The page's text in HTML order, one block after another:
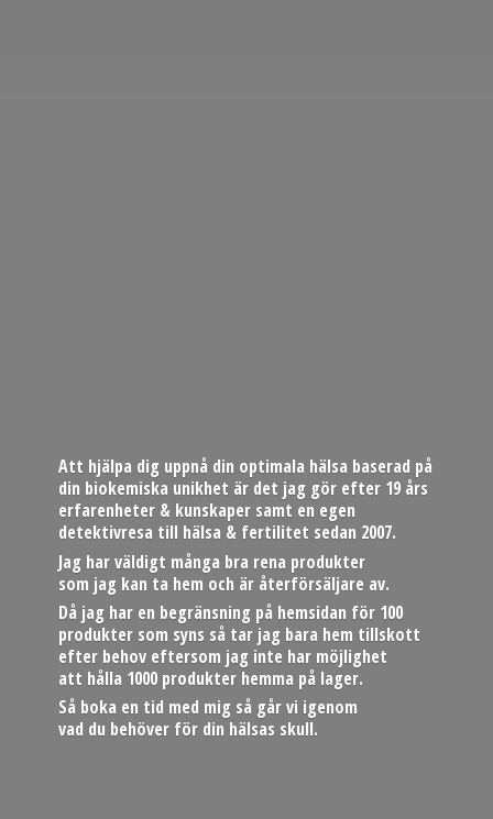
Att hjälpa dig uppnå din optimala hälsa baserad på
din biokemiska unikhet är det jag gör efter 19 års
erfarenheter & kunskaper samt en egen
detektivresa till hälsa & fertilitet sedan 2007.
Jag har väldigt många bra rena produkter
som jag kan ta hem och är återförsäljare av.
Då jag har en begränsning på hemsidan för 100
produkter som syns så tar jag bara hem tillskott
efter behov eftersom jag inte har möjlighet
att hålla 1000 produkter hemma på lager.
Så boka en tid med mig så går vi igenom
vad du behöver för din hälsas skull.